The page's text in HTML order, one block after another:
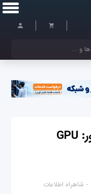
ناقوس مرگ برای قانون مور: GPU
شاهراه اطلاعات